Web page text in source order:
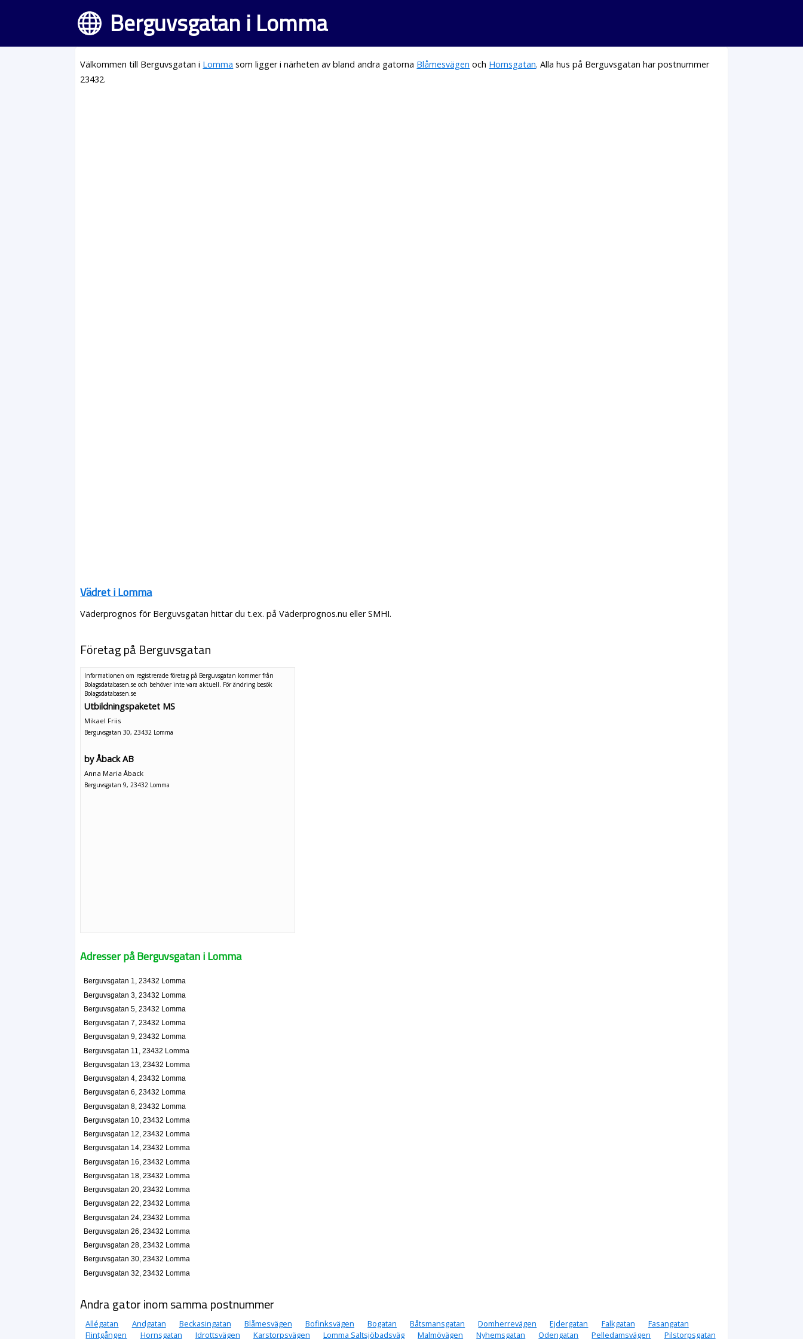
Berguvsgatan i Lomma
Välkommen till Berguvsgatan i Lomma som ligger i närheten av bland andra gatorna Blåmesvägen och Hornsgatan. Alla hus på Berguvsgatan har postnummer
23432.
Vädret i Lomma
Väderprognos för Berguvsgatan hittar du t.ex. på Väderprognos.nu eller SMHI.
Företag på Berguvsgatan
Informationen om registrerade företag på Berguvsgatan kommer från
Bolagsdatabasen.se och behöver inte vara aktuell. För ändring besök
Bolagsdatabasen.se
Utbildningspaketet MS
Mikael Friis
Berguvsgatan 30, 23432 Lomma
by Åback AB
Anna Maria Åback
Berguvsgatan 9, 23432 Lomma
Adresser på Berguvsgatan i Lomma
Berguvsgatan 1, 23432 Lomma
Berguvsgatan 3, 23432 Lomma
Berguvsgatan 5, 23432 Lomma
Berguvsgatan 7, 23432 Lomma
Berguvsgatan 9, 23432 Lomma
Berguvsgatan 11, 23432 Lomma
Berguvsgatan 13, 23432 Lomma
Berguvsgatan 4, 23432 Lomma
Berguvsgatan 6, 23432 Lomma
Berguvsgatan 8, 23432 Lomma
Berguvsgatan 10, 23432 Lomma
Berguvsgatan 12, 23432 Lomma
Berguvsgatan 14, 23432 Lomma
Berguvsgatan 16, 23432 Lomma
Berguvsgatan 18, 23432 Lomma
Berguvsgatan 20, 23432 Lomma
Berguvsgatan 22, 23432 Lomma
Berguvsgatan 24, 23432 Lomma
Berguvsgatan 26, 23432 Lomma
Berguvsgatan 28, 23432 Lomma
Berguvsgatan 30, 23432 Lomma
Berguvsgatan 32, 23432 Lomma
Andra gator inom samma postnummer
Allégatan Andgatan Beckasingatan Blåmesvägen Bofinksvägen Bogatan Båtsmansgatan Domherrevägen Ejdergatan Falkgatan
Fasangatan
Flintgången
Hornsgatan Idrottsvägen Karstorpsvägen Lomma Saltsjöbadsväg Malmövägen Nyhemsgatan Odengatan Pelledamsvägen Pilstorpsgatan